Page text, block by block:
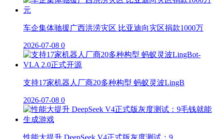
车企集体驰援广西洪涝灾区 比亚迪向灾区捐款1000万
2026-07-08 0
支持17家机器人厂商20多种构型 蚂蚁灵波LingB
2026-07-08 0
性能大提升 DeepSeek V4正式版灰度测试：9